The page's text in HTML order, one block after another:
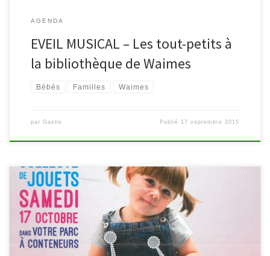
AGENDA
EVEIL MUSICAL – Les tout-petits à
la bibliothèque de Waimes
Bébés Familles Waimes
par Gaelle Publié 17 septembre 2015
C’est devenu une tradition : le troisième samedi
d’octobre a lieu la collecte de jouets en bon état via les parcs à
conteneurs. Vous avez des jouets qui vous encombrent ? Ils